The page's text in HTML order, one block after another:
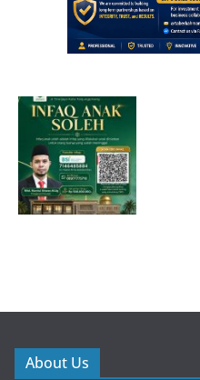
About Us